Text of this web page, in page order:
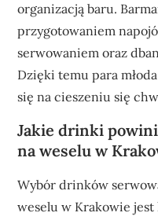
organizacją baru.
przygotowaniem
serwowaniem oraz
Dzięki temu para
się na cieszeniu się
Jakie drinki
na weselu w
Wybór drinków
weselu w Krakowie